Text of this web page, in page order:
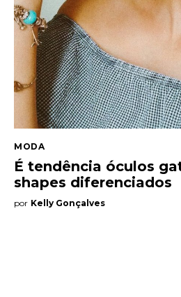
MODA
É tendência óculos
shapes diferenciados
por Kelly Gonçalves